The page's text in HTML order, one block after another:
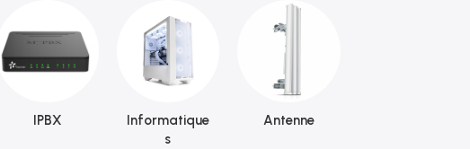
IPBX
Informatique
s
Antenne